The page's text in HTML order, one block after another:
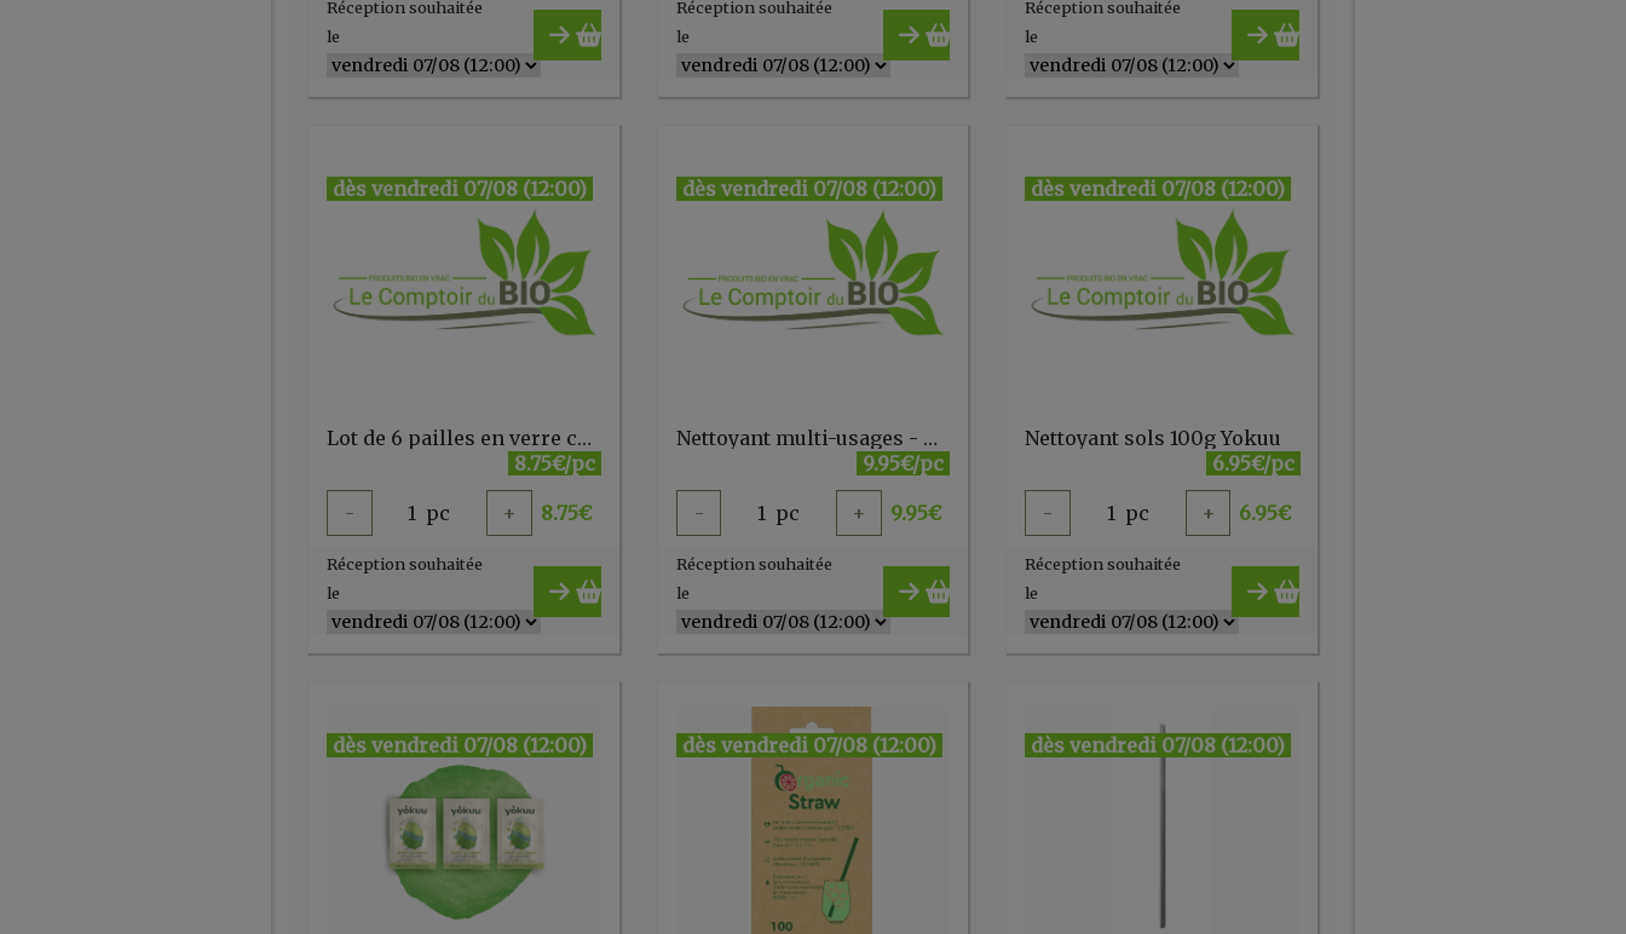
Réception souhaitée
le
Réception souhaitée
le
Réception souhaitée
le
dès vendredi 07/08 (12:00)
Lot de 6 pailles en verre courbes 23 cm + 1 goupillon - Ah table - FR
8.75€/pc
- 1 pc + 8.75€
Réception souhaitée
le
dès vendredi 07/08 (12:00)
Nettoyant multi-usages - kit démarrage (1 perle + 1 vaporisateur) Yokuu
9.95€/pc
- 1 pc + 9.95€
Réception souhaitée
le
dès vendredi 07/08 (12:00)
Nettoyant sols 100g Yokuu
6.95€/pc
- 1 pc + 6.95€
Réception souhaitée
le
dès vendredi 07/08 (12:00) dès vendredi 07/08 (12:00) dès vendredi 07/08 (12:00)